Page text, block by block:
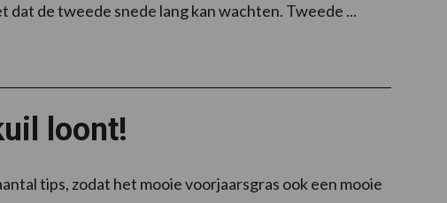
de tweede snede lang kan wachten. Tweede ...
loont!
tips, zodat het mooie voorjaarsgras ook een mooie